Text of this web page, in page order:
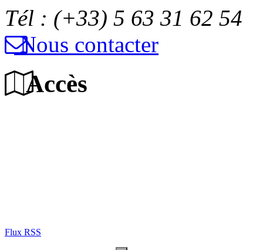
Tél : (+33) 5 63 31 62 54
Nous contacter
Accès
Flux RSS